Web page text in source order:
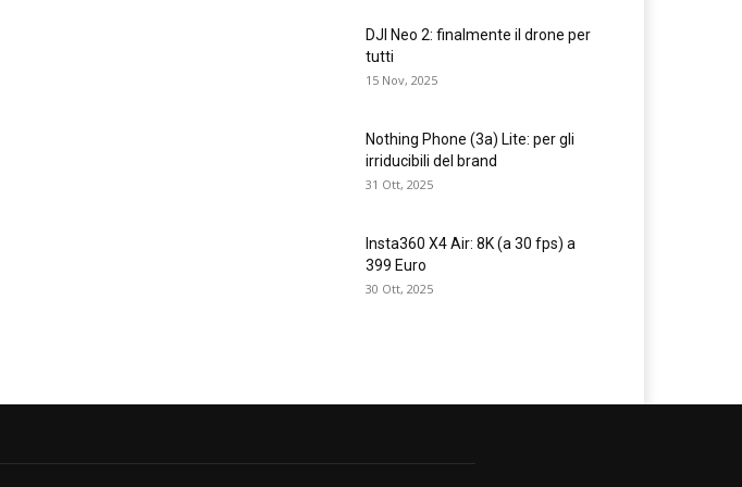
DJI Neo 2: finalmente il drone per
tutti
15 Nov, 2025
Nothing Phone (3a) Lite: per gli
irriducibili del brand
31 Ott, 2025
Insta360 X4 Air: 8K (a 30 fps) a
399 Euro
30 Ott, 2025